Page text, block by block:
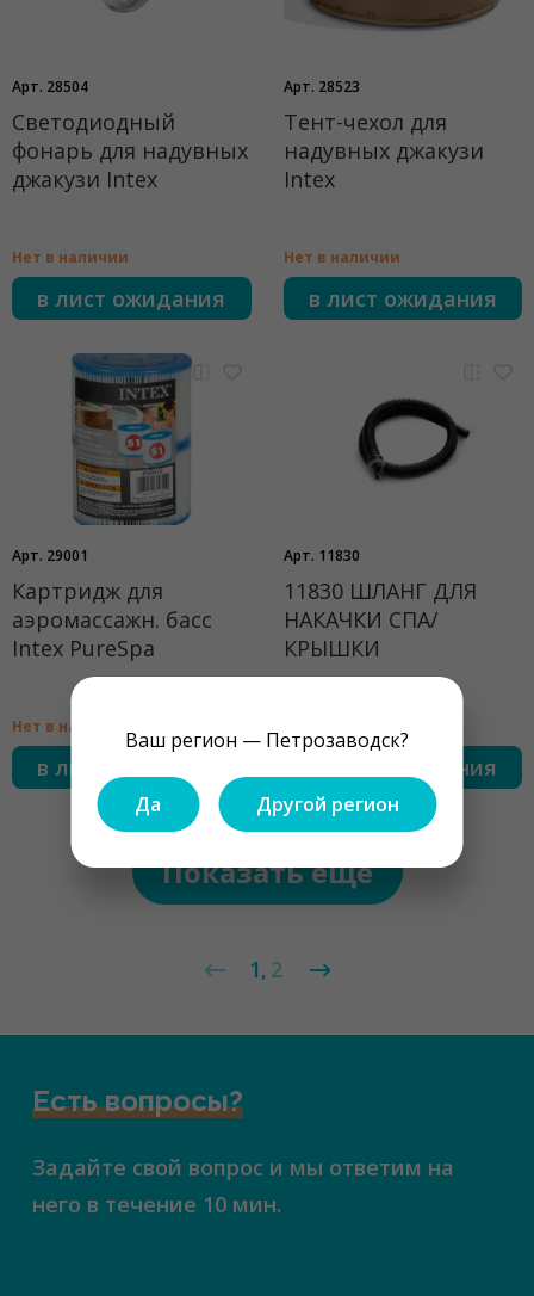
Ваш регион — Петрозаводск?
Да Другой регион
Арт. 28504
Светодиодный
фонарь для надувных
джакузи Intex
Нет в наличии
в лист ожидания
Арт. 28523
Тент-чехол для
надувных джакузи
Intex
Нет в наличии
в лист ожидания
Арт. 29001
Картридж для
аэромассажн. басс
Intex PureSpa
Нет в наличии
в лист ожидания
Арт. 11830
11830 ШЛАНГ ДЛЯ
НАКАЧКИ СПА/
КРЫШКИ
в лист ожидания
Показать ещё
1 2
Есть вопросы?
Задайте свой вопрос и мы ответим на
него в течение 10 мин.